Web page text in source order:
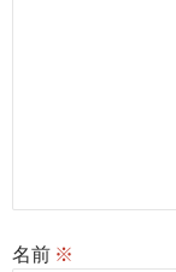
名前 ※